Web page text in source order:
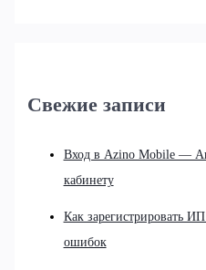
Свежие записи
Вход в Azino Mobile —
кабинету
Как зарегистрировать
ошибок